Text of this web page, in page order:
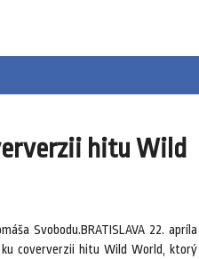
hitu Wild
Svobodu.BRATISLAVA 22. apríla
ku coververzii hitu Wild World, ktorý